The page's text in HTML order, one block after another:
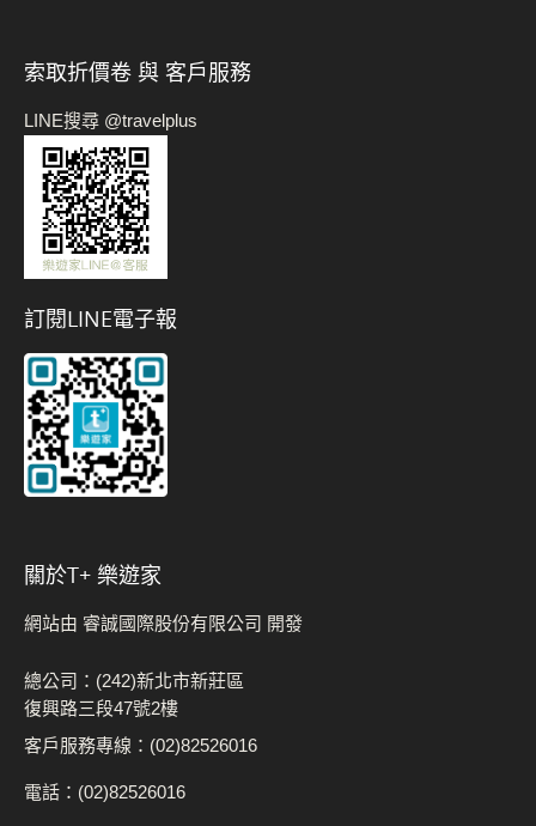
索取折價卷 與 客戶服務
LINE搜尋 @travelplus
訂閱LINE電子報
關於t+ 樂遊家
網站由 睿誠國際股份有限公司 開發
總公司：(242)新北市新莊區
復興路三段47號2樓
客戶服務專線：(02)82526016
電話：(02)82526016